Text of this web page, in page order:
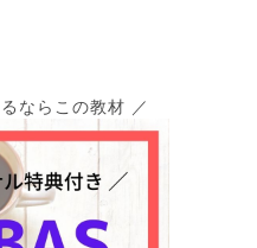
ならこの教材 ／